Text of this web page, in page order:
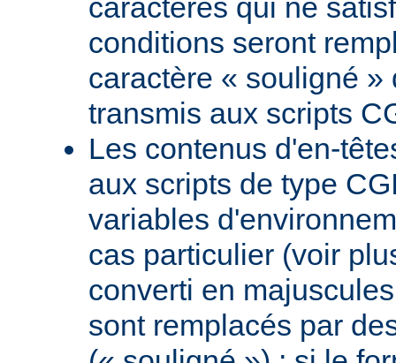
conditions seront
caractère « souligné »
transmis aux scripts
Les contenus d'en-
aux scripts de type
variables
cas particulier (voir
converti en
sont remplacés par